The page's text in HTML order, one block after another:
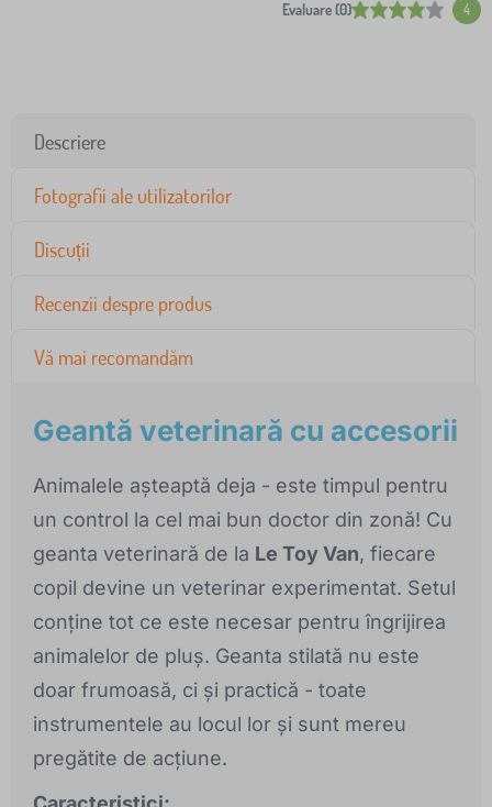
Evaluare (0) 4
Descriere
Fotografii ale utilizatorilor
Discuții
Recenzii despre produs
Vă mai recomandăm
Geantă veterinară cu accesorii
Animalele așteaptă deja - este timpul pentru
un control la cel mai bun doctor din zonă! Cu
geanta veterinară de la Le Toy Van, fiecare
copil devine un veterinar experimentat. Setul
conține tot ce este necesar pentru îngrijirea
animalelor de pluș. Geanta stilată nu este
doar frumoasă, ci și practică - toate
instrumentele au locul lor și sunt mereu
pregătite de acțiune.